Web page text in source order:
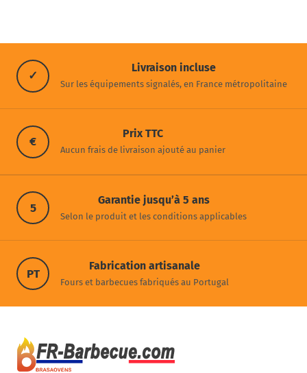
✓
Livraison incluse
Sur les équipements signalés, en France métropolitaine
€
Prix TTC
Aucun frais de livraison ajouté au panier
5
Garantie jusqu’à 5 ans
Selon le produit et les conditions applicables
PT
Fabrication artisanale
Fours et barbecues fabriqués au Portugal